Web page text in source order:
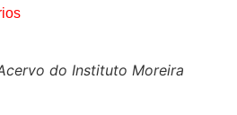
do Instituto Moreira